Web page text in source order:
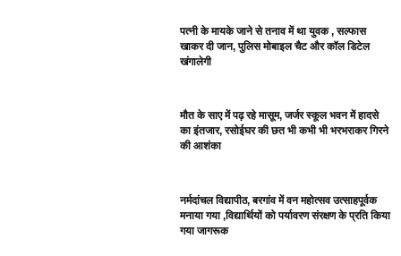
पत्नी के मायके जाने से तनाव में था युवक , सल्फास
खाकर दी जान, पुलिस मोबाइल चैट और कॉल डिटेल
खंगालेगी
मौत के साए में पढ़ रहे मासूम, जर्जर स्कूल भवन में हादसे
का इंतजार, रसोईघर की छत भी कभी भी भरभराकर गिरने
की आशंका
नर्मदांचल विद्यापीठ, बरगांव में वन महोत्सव उत्साहपूर्वक
मनाया गया ,विद्यार्थियों को पर्यावरण संरक्षण के प्रति किया
गया जागरूक